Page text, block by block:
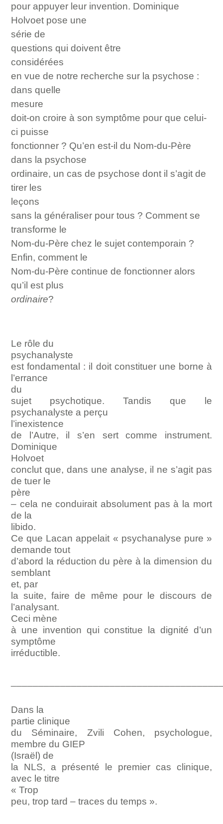
pour appuyer leur invention. Dominique
Holvoet pose une
série de
questionsqui doivent être
considérées
en vue de notre recherche sur la psychose :
dans quelle
mesure
doit-on croire à son symptôme pour que celui-
ci puisse
fonctionner ? Qu’en est-il du Nom-du-Père
dans la psychose
ordinaire, un cas de psychose dont il s’agit de
tirer les
leçons
sans la généraliser pour tous ? Comment se
transforme le
Nom-du-Père chez le sujet contemporain ?
Enfin, comment le
Nom-du-Père continue de fonctionner alors
qu’il est plus
ordinaire?
Le rôle du
psychanalyste
est fondamental : il doit constituer une borne à
l’errance
du
sujet psychotique. Tandis que le
psychanalyste a perçu
l’inexistence
de l’Autre, il s’en sert comme instrument.
Dominique
Holvoet
conclut que, dans une analyse, il ne s’agit pas
de tuer le
père
– cela ne conduirait absolument pas à la mort
de la
libido.
Ce que Lacan appelait « psychanalyse pure »
demande tout
d’abord la réduction du père à la dimension du
semblant
et, par
la suite, faire de même pour le discours de
l’analysant.
Ceci mène
à une invention qui constitue la dignité d’un
symptôme
irréductible.
Dans la
partie clinique
du Séminaire, Zvili Cohen, psychologue,
membre du GIEP
(Israël) de
la NLS, a présenté le premier cas clinique,
avec le titre
« Trop
peu, trop tard – traces du temps ».